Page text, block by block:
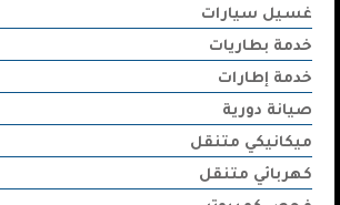
غسيل سيارات
خدمة بطاريات
خدمة إطارات
صيانة دورية
ميكانيكي متنقل
كهربائي متنقل